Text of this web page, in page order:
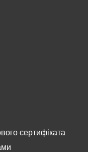
сертифіката